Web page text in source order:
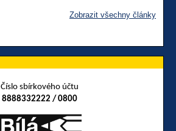
Zobrazit všechny články
Číslo sbírkového účtu
8888332222 / 0800